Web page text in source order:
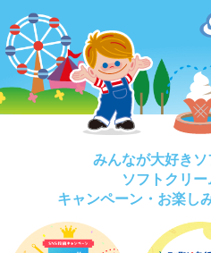
みんなが大好きソ
ソフトクリ
キャンペーン・お楽し